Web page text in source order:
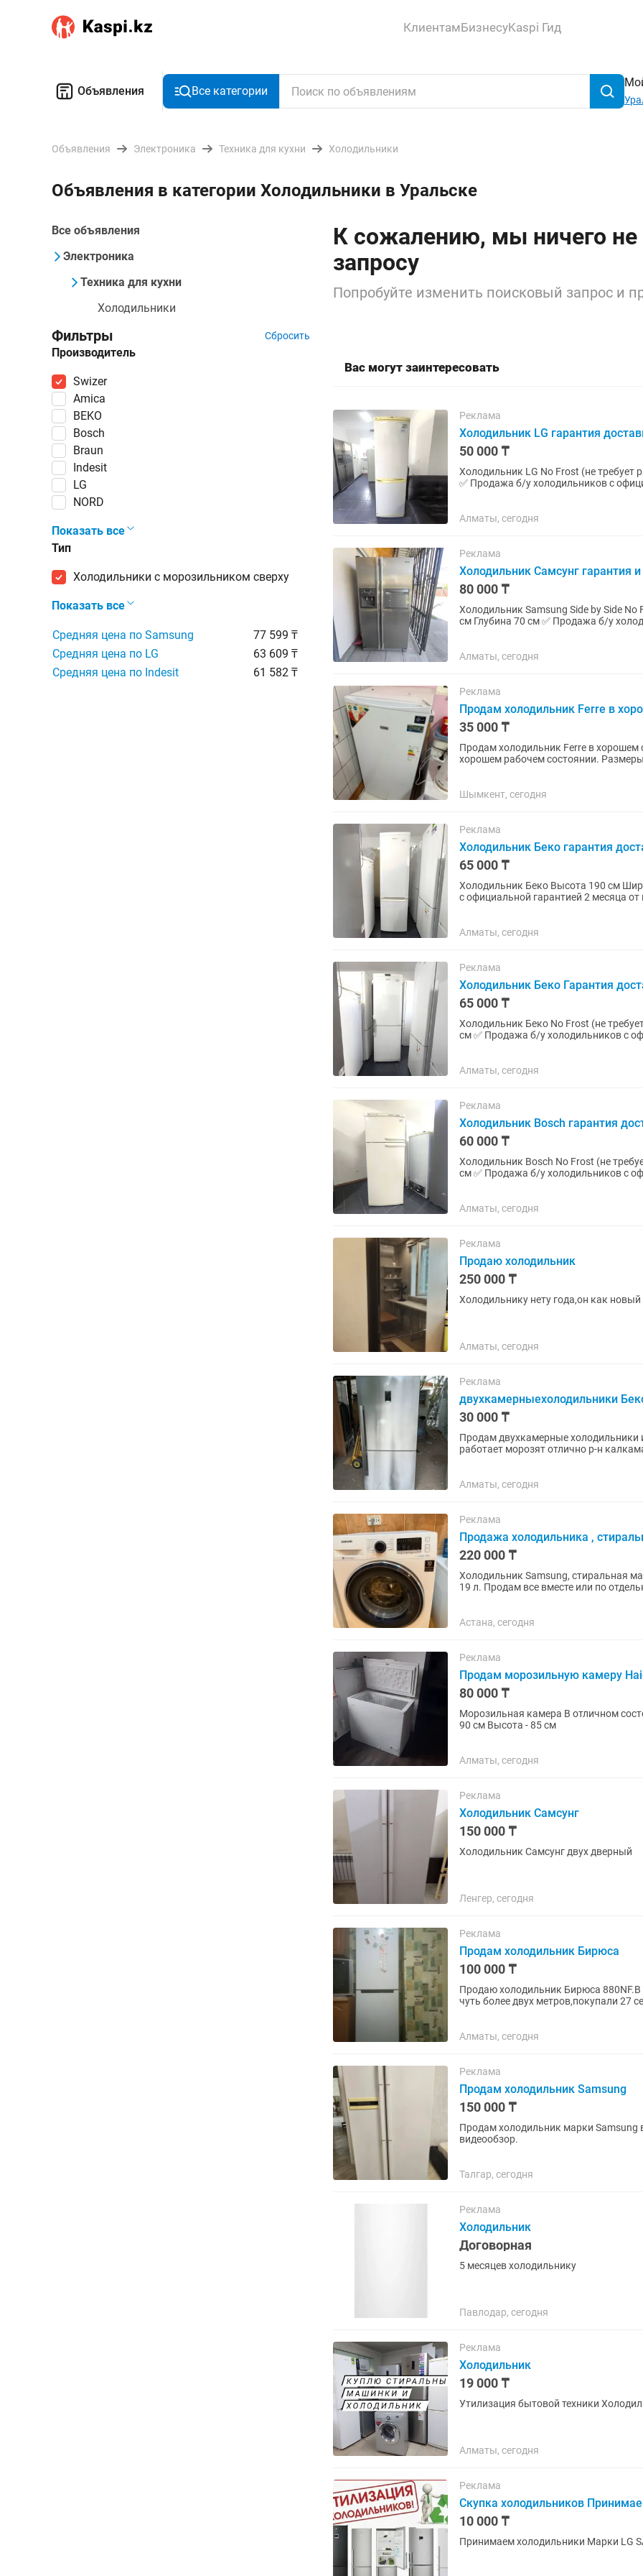
КлиентамБизнесуKaspi Гид
Объявления Все категории
Объявления Электроника Техника для кухни Холодильники
Объявления в категории Холодильники в Уральске
Все объявления
Электроника
Техника для кухни
Холодильники
Фильтры Сбросить
Производитель
Swizer
Amica
BEKO
Bosch
Braun
Indesit
LG
NORD
Показать все
Тип
холодильники с морозильником сверху
Показать все
Средняя цена по Samsung
77 599 ₸
Средняя цена по LG
63 609 ₸
Средняя цена по Indesit
61 582 ₸
К сожалению, мы ничего
запросу
Попробуйте изменить поисковый запрос и
Вас могут заинтересовать
Реклама
Холодильник LG гарантия
50 000 ₸
Холодильник LG No Frost (не требует разморозки) Высота 190 см
✅ Продажа б/у холодильников с
Алматы, сегодня
Реклама
Холодильник Самсунг гарантия
80 000 ₸
Холодильник Samsung Side by Side No Frost (не
см Глубина 70 см ✅ Продажа б/у холодильников с официальной гарантией 2 месяца от
Алматы, сегодня
Реклама
Продам холодильник Ferre в
35 000 ₸
Продам холодильник Ferre в хорошем состоянии Продам компактный
хорошем рабочем состоянии. Размеры: Высота — 110 см Ширина — 55 см Глубина — 55 см ✔️
Шымкент, сегодня
Реклама
Холодильник Беко гарантия
65 000 ₸
Холодильник Беко Высота 190 см Ширина 55 см Глубина 55 см ✅ Продажа б/у холодильников
с официальной гарантией 2 месяца
Алматы, сегодня
Реклама
Холодильник Беко Гарантия
65 000 ₸
Холодильник Беко No Frost (не требует разморозки) Высота 188
см ✅ Продажа б/у холодильников с официальной гарантией 2 месяца от магазина и мастера с
Алматы, сегодня
Реклама
Холодильник Bosch гарантия
60 000 ₸
Холодильник Bosch No Frost (не требует разморозки) Высота 165
см ✅ Продажа б/у холодильников с официальной гарантией 2 месяца от магазина и мастера с
Алматы, сегодня
Реклама
Продаю холодильник
250 000 ₸
Холодильнику нету года,он как
Алматы, сегодня
Реклама
двухкамерныехолодильники
30 000 ₸
Продам двухкамерные
работает морозят отлично р-н
Алматы, сегодня
Реклама
Продажа холодильника ,
220 000 ₸
Холодильник Samsung, стиральная
19 л. Продам все вместе или по
Астана, сегодня
Реклама
Продам морозильную камеру
80 000 ₸
Морозильная камера В отличном состоянии, рабочая, вместительная Ширина - 50 см Длина -
90 см Высота - 85 см
Алматы, сегодня
Реклама
Холодильник Самсунг
150 000 ₸
Холодильник Самсунг двух дверный
Ленгер, сегодня
Реклама
Продам холодильник Бирюса
100 000 ₸
Продаю холодильник Бирюса
чуть более двух метров,покупали 27
Алматы, сегодня
Реклама
Продам холодильник Samsung
150 000 ₸
Продам холодильник марки Samsung в
видеообзор.
Талгар, сегодня
Реклама
Холодильник
Договорная
5 месяцев холодильнику
Павлодар, сегодня
Реклама
Холодильник
19 000 ₸
Утилизация
Алматы, сегодня
Реклама
Скупка холодильников
10 000 ₸